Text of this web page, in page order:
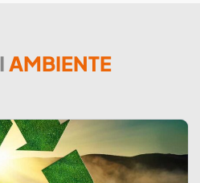
AMBIENTE